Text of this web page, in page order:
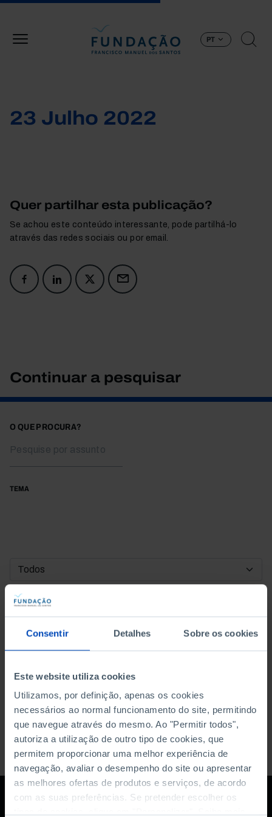
Consentir Detalhes Sobre os cookies
Este website utiliza cookies
Utilizamos, por definição, apenas os cookies
necessários ao normal funcionamento do site, permitindo
que navegue através do mesmo. Ao "Permitir todos",
autoriza a utilização de outro tipo de cookies, que
permitem proporcionar uma melhor experiência de
navegação, avaliar o desempenho do site ou apresentar
as melhores ofertas de produtos e serviços, de acordo
com as suas preferências. Se pretender escolher os
PT
23 Julho 2022
Quer partilhar esta publicação?
Se achou este conteúdo interessante, pode partilhá-lo
através das redes sociais ou por email.
Continuar a pesquisar
O QUE PROCURA?
TEMA
DATA DE INÍCIO
DATA DE FIM